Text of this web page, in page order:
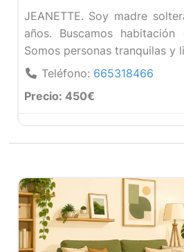
JEANETTE. Soy madre
años. Buscamos
Somos personas tranquilas y
Teléfono: 665318466
Precio: 450€